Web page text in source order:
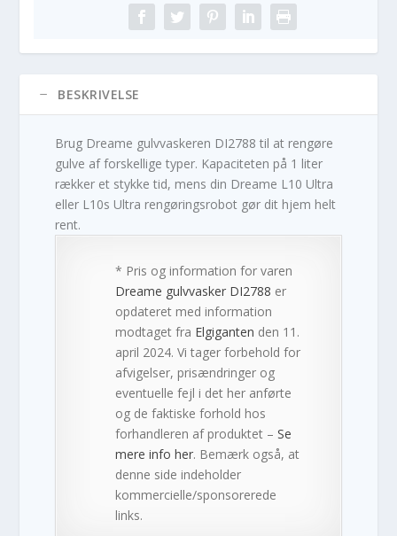
BESKRIVELSE
Brug Dreame gulvvaskeren DI2788 til at rengøre
gulve af forskellige typer. Kapaciteten på 1 liter
rækker et stykke tid, mens din Dreame L10 Ultra
eller L10s Ultra rengøringsrobot gør dit hjem helt
rent.
* Pris og information for varen
Dreame gulvvasker DI2788 er
opdateret med information
modtaget fra Elgiganten den 11.
april 2024. Vi tager forbehold for
afvigelser, prisændringer og
eventuelle fejl i det her anførte
og de faktiske forhold hos
forhandleren af produktet –Se
mere info her. Bemærk også, at
denne side indeholder
kommercielle/sponsorerede
links.